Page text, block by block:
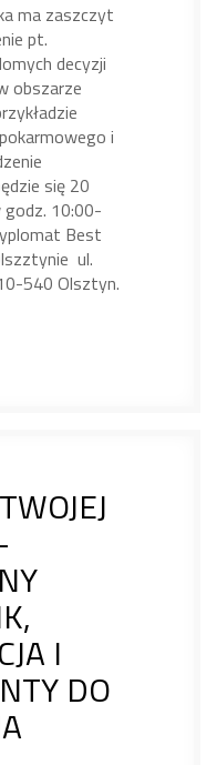
ma zaszczyt
pt.
decyzji
obszarze
i
się 20
godz. 10:00-
Best
ul.
540 Olsztyn.
I
DO